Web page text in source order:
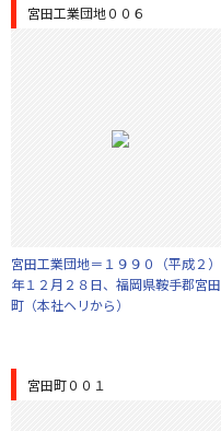
宮田工業団地００６
宮田工業団地＝１９９０（平成２）
年１２月２８日、福岡県鞍手郡宮田
町（本社ヘリから）
宮田町００１